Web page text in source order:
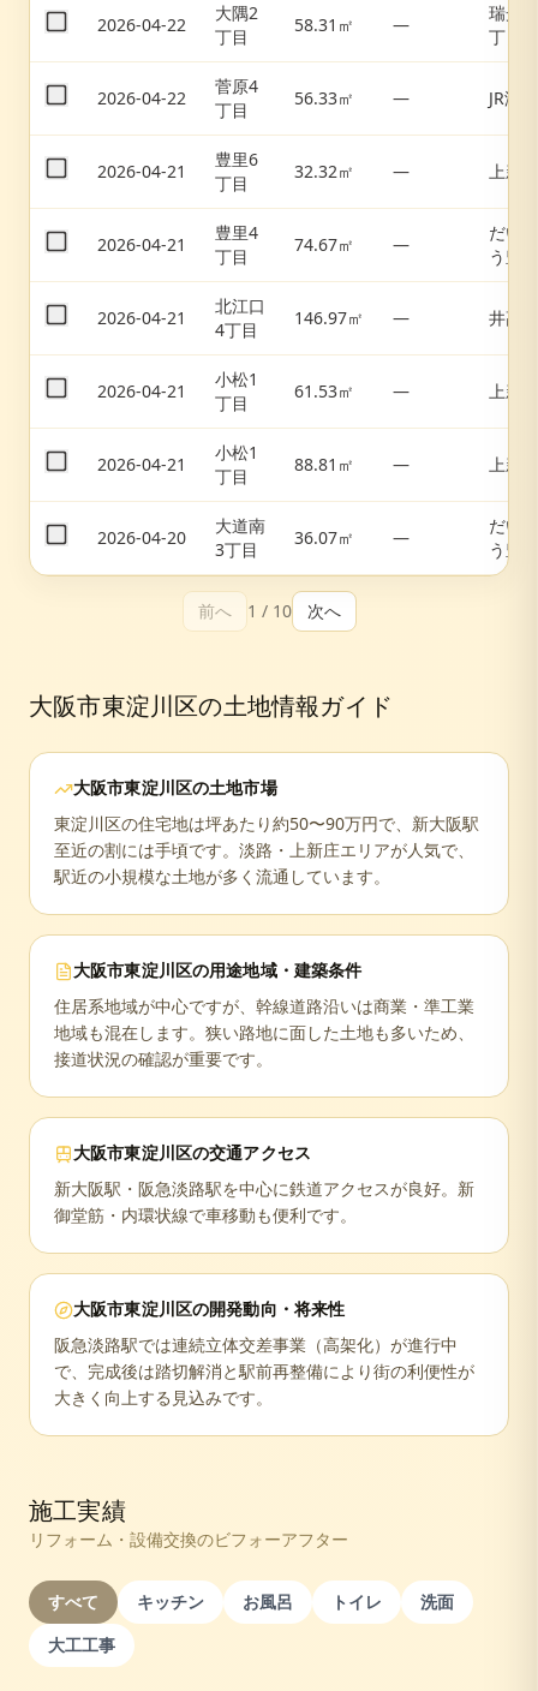
2026-04-22
大隅2
丁目
58.31㎡ —
瑞光四
丁目
2026-04-22
菅原4
丁目
56.33㎡ — JR淡路
2026-04-21
豊里6
丁目
32.32㎡ — 上新庄
2026-04-21
豊里4
丁目
74.67㎡ —
だいど
う豊里
2026-04-21
北江口
4丁目
146.97㎡ — 井高野
2026-04-21
小松1
丁目
61.53㎡ — 上新庄
2026-04-21
小松1
丁目
88.81㎡ — 上新庄
2026-04-20
大道南
3丁目
36.07㎡ —
だいど
う豊里
前へ 1 / 10 次へ
大阪市東淀川区の土地情報ガイド
大阪市東淀川区の土地市場
東淀川区の住宅地は坪あたり約50〜90万円で、新大阪駅
至近の割には手頃です。淡路・上新庄エリアが人気で、
駅近の小規模な土地が多く流通しています。
大阪市東淀川区の用途地域・建築条件
住居系地域が中心ですが、幹線道路沿いは商業・準工業
地域も混在します。狭い路地に面した土地も多いため、
接道状況の確認が重要です。
大阪市東淀川区の交通アクセス
新大阪駅・阪急淡路駅を中心に鉄道アクセスが良好。新
御堂筋・内環状線で車移動も便利です。
大阪市東淀川区の開発動向・将来性
阪急淡路駅では連続立体交差事業（高架化）が進行中
で、完成後は踏切解消と駅前再整備により街の利便性が
大きく向上する見込みです。
施工実績
リフォーム・設備交換のビフォーアフター
すべて キッチン お風呂 トイレ
洗面
大工工事